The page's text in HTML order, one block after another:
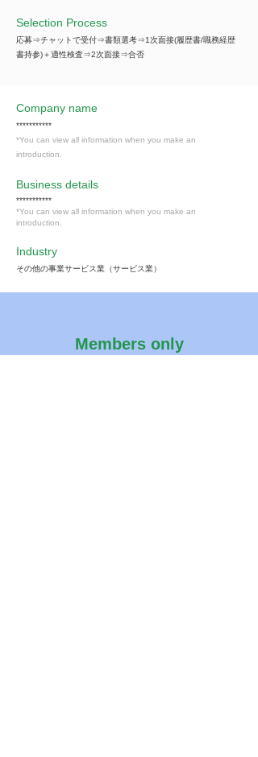
Selection Process
応募⇒チャットで受付⇒書類選考⇒1次面接(履歴書/職務経歴
書持参)＋適性検査⇒2次面接⇒合否
Company name
***********
*You can view all information when you make an
introduction.
​Business details
***********
*You can view all information when you make an
introduction.
Industry
その他の事業サービス業（サービス業）
Members only